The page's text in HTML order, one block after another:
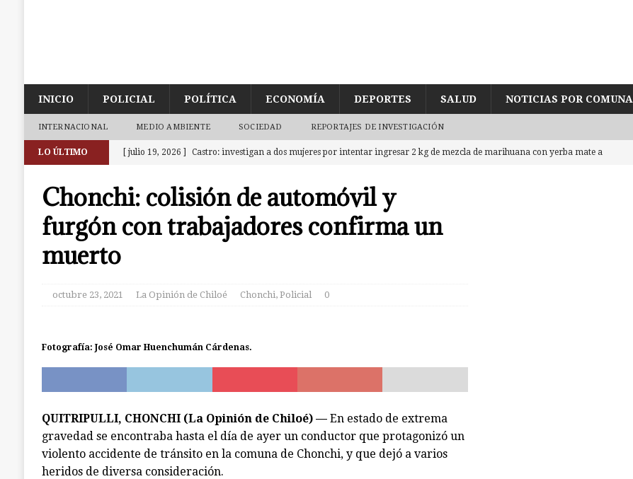
INICIO POLICIAL POLÍTICA ECONOMÍA DEPORTES SALUD NOTICIAS POR COMUNA
INTERNACIONAL MEDIO AMBIENTE SOCIEDAD REPORTAJES DE INVESTIGACIÓN
LO ÚLTIMO [ julio 19, 2026 ] Castro: investigan a dos mujeres por intentar ingresar 2 kg de mezcla de marihuana con yerba mate a
[ julio 18, 2026 ] Calbuco: Armada detiene a 3 sujetos en embarcadero a Chiloé con 5 millones en cocaína tras
investigación abierta en Castro CALBUCO
[ julio 9, 2026 ] Ancud: Contraloría detecta irregularidades en pago de sueldos en Corporación Municipal tras uso de
[ julio 7, 2026 ] Ancud: capilla de El Quilar queda reducida a escombros tras «raro» incendio. Labocar indaga las causas
ANCUD
Chonchi: colisión de automóvil y
furgón con trabajadores confirma un
muerto
octubre 23, 2021 La Opinión de Chiloé Chonchi, Policial 0
Fotografía: José Omar Huenchumán Cárdenas.
QUITRIPULLI, CHONCHI (La Opinión de Chiloé) —En estado de extrema
gravedad se encontraba hasta el día de ayer un conductor que protagonizó un
violento accidente de tránsito en la comuna de Chonchi, y que dejó a varios
heridos de diversa consideración.